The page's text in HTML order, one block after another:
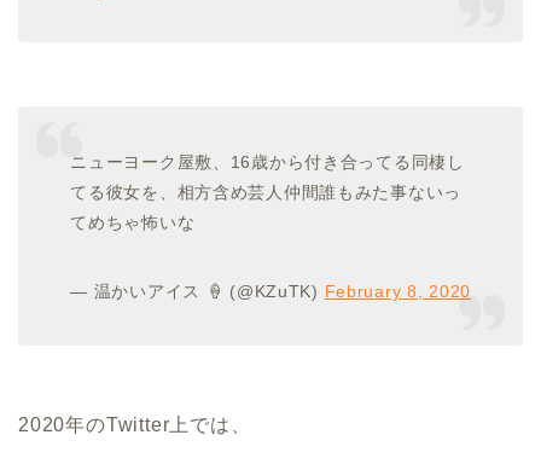
ニューヨーク屋敷、16歳から付き合ってる同棲し
てる彼女を、相方含め芸人仲間誰もみた事ないっ
てめちゃ怖いな
— 温かいアイス 🍦 (@KZuTK) February 8, 2020
2020年のTwitter上では、